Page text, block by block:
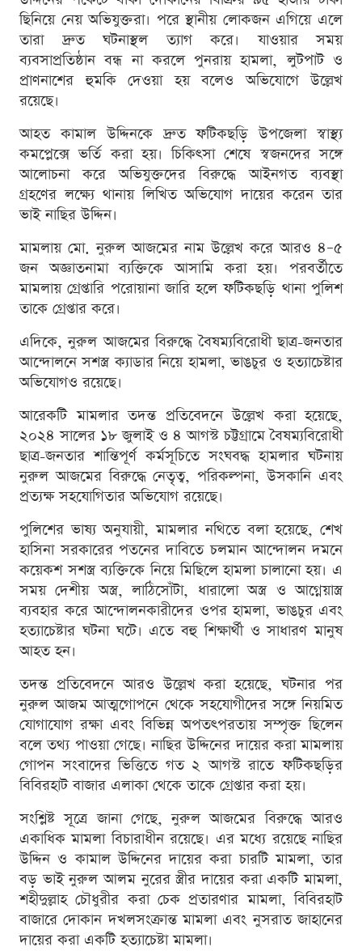
ছিনিয়ে নেয় অভিযুক্তরা। পরে স্থানীয় লোকজন এগিয়ে এলে
তারা দ্রুত ঘটনাস্থল ত্যাগ করে। যাওয়ার সময়
ব্যবসাপ্রতিষ্ঠান বন্ধ না করলে পুনরায় হামলা, লুটপাট ও
প্রাণনাশের হুমকি দেওয়া হয় বলেও অভিযোগে উল্লেখ
রয়েছে।
আহত কামাল উদ্দিনকে দ্রুত ফটিকছড়ি উপজেলা স্বাস্থ্য
কমপ্লেক্সে ভর্তি করা হয়। চিকিৎসা শেষে স্বজনদের সঙ্গে
আলোচনা করে অভিযুক্তদের বিরুদ্ধে আইনগত ব্যবস্থা
গ্রহণের লক্ষ্যে থানায় লিখিত অভিযোগ দায়ের করেন তার
ভাই নাছির উদ্দিন।
মামলায় মো. নুরুল আজমের নাম উল্লেখ করে আরও ৪–৫
জন অজ্ঞাতনামা ব্যক্তিকে আসামি করা হয়। পরবর্তীতে
মামলায় গ্রেপ্তারি পরোয়ানা জারি হলে ফটিকছড়ি থানা পুলিশ
তাকে গ্রেপ্তার করে।
এদিকে, নুরুল আজমের বিরুদ্ধে বৈষম্যবিরোধী ছাত্র-জনতার
আন্দোলনে সশস্ত্র ক্যাডার নিয়ে হামলা, ভাঙচুর ও হত্যাচেষ্টার
অভিযোগও রয়েছে।
আরেকটি মামলার তদন্ত প্রতিবেদনে উল্লেখ করা হয়েছে,
২০২৪ সালের ১৮ জুলাই ও ৪ আগস্ট চট্টগ্রামে বৈষম্যবিরোধী
ছাত্র-জনতার শান্তিপূর্ণ কর্মসূচিতে সংঘবদ্ধ হামলার ঘটনায়
নুরুল আজমের বিরুদ্ধে নেতৃত্ব, পরিকল্পনা, উসকানি এবং
প্রত্যক্ষ সহযোগিতার অভিযোগ রয়েছে।
পুলিশের ভাষ্য অনুযায়ী, মামলার নথিতে বলা হয়েছে, শেখ
হাসিনা সরকারের পতনের দাবিতে চলমান আন্দোলন দমনে
কয়েকশ সশস্ত্র ব্যক্তিকে নিয়ে মিছিলে হামলা চালানো হয়। এ
সময় দেশীয় অস্ত্র, লাঠিসোঁটা, ধারালো অস্ত্র ও আগ্নেয়াস্ত্র
ব্যবহার করে আন্দোলনকারীদের ওপর হামলা, ভাঙচুর এবং
হত্যাচেষ্টার ঘটনা ঘটে। এতে বহু শিক্ষার্থী ও সাধারণ মানুষ
আহত হন।
তদন্ত প্রতিবেদনে আরও উল্লেখ করা হয়েছে, ঘটনার পর
নুরুল আজম আত্মগোপনে থেকে সহযোগীদের সঙ্গে নিয়মিত
যোগাযোগ রক্ষা এবং বিভিন্ন অপতৎপরতায় সম্পৃক্ত ছিলেন
বলে তথ্য পাওয়া গেছে। নাছির উদ্দিনের দায়ের করা মামলায়
গোপন সংবাদের ভিত্তিতে গত ২ আগস্ট রাতে ফটিকছড়ির
বিবিরহাট বাজার এলাকা থেকে তাকে গ্রেপ্তার করা হয়।
সংশ্লিষ্ট সূত্রে জানা গেছে, নুরুল আজমের বিরুদ্ধে আরও
একাধিক মামলা বিচারাধীন রয়েছে। এর মধ্যে রয়েছে নাছির
উদ্দিন ও কামাল উদ্দিনের দায়ের করা চারটি মামলা, তার
বড় ভাই নুরুল আলম নুরের স্ত্রীর দায়ের করা একটি মামলা,
শহীদুল্লাহ চৌধুরীর করা চেক প্রতারণার মামলা, বিবিরহাট
বাজারে দোকান দখলসংক্রান্ত মামলা এবং নুসরাত জাহানের
দায়ের করা একটি হত্যাচেষ্টা মামলা।